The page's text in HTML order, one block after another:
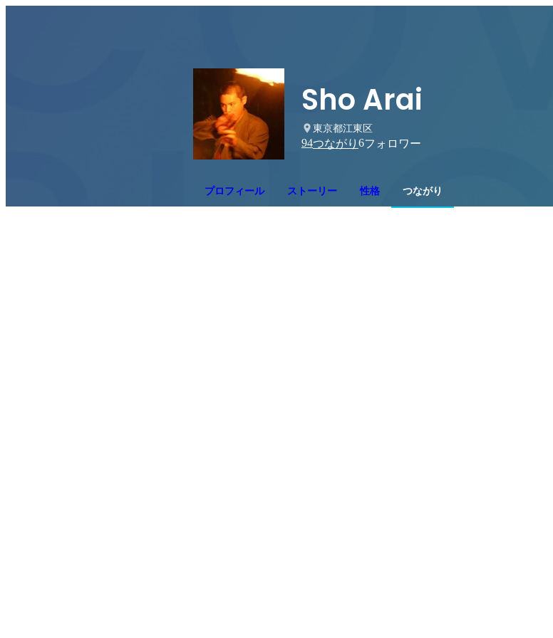
Sho Arai
東京都江東区
94つながり 6フォロワー
プロフィール ストーリー 性格 つながり